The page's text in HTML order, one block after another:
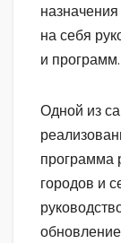
на себя
и программ.
Одной из
программа
городов и